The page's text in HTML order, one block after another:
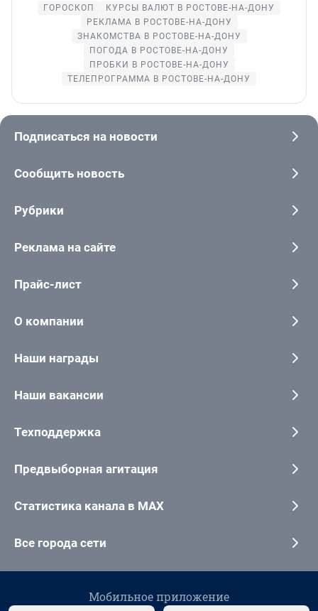
ГОРОСКОП
КУРСЫ ВАЛЮТ В РОСТОВЕ-НА-ДОНУ
РЕКЛАМА В РОСТОВЕ-НА-ДОНУ
ЗНАКОМСТВА В РОСТОВЕ-НА-ДОНУ
ПОГОДА В РОСТОВЕ-НА-ДОНУ
ПРОБКИ В РОСТОВЕ-НА-ДОНУ
ТЕЛЕПРОГРАММА В РОСТОВЕ-НА-ДОНУ
Подписаться на новости
Сообщить новость
Рубрики
Реклама на сайте
Прайс-лист
О компании
Наши награды
Наши вакансии
Техподдержка
Предвыборная агитация
Статистика канала в MAX
Все города сети
Мобильное приложение